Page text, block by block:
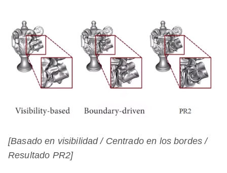
[Basado en visibilidad / Centrado en los bordes /
Resultado PR2]